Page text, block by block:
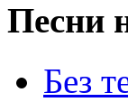
Песни
Без